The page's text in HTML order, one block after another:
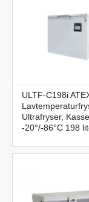
ULTF-C198i
Ultrafryser, Kasse,
-20°/-86°C 198